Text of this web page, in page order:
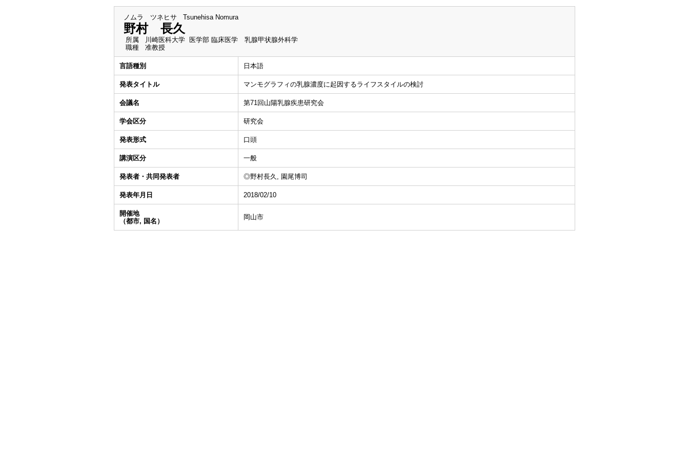
ノムラ ツネヒサ Tsunehisa Nomura
野村 長久
所属
川崎医科大学 医学部 臨床医学 乳腺甲状腺外科学
職種
准教授
言語種別 日本語
発表タイトル マンモグラフィの乳腺濃度に起因するライフスタイルの検討
会議名 第71回山陽乳腺疾患研究会
学会区分 研究会
発表形式 口頭
講演区分 一般
発表者・共同発表者 ◎野村長久, 園尾博司
発表年月日 2018/02/10
開催地
（都市, 国名）
岡山市